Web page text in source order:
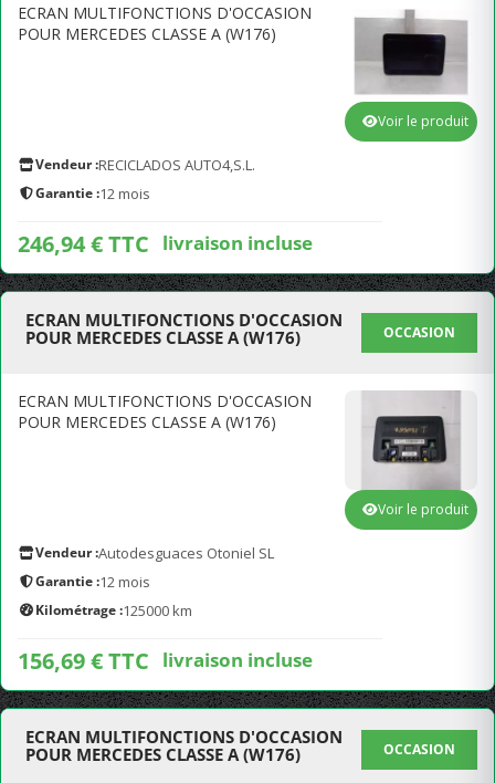
ECRAN MULTIFONCTIONS D'OCCASION
POUR MERCEDES CLASSE A (W176)
Vendeur :RECICLADOS AUTO4,S.L.
Garantie :12 mois
246,94 € TTC livraison incluse
Voir le produit
ECRAN MULTIFONCTIONS D'OCCASION
POUR MERCEDES CLASSE A (W176)
OCCASION
ECRAN MULTIFONCTIONS D'OCCASION
POUR MERCEDES CLASSE A (W176)
Vendeur :Autodesguaces Otoniel SL
Garantie :12 mois
Kilométrage :125000 km
156,69 € TTC livraison incluse
Voir le produit
ECRAN MULTIFONCTIONS D'OCCASION
POUR MERCEDES CLASSE A (W176)
OCCASION